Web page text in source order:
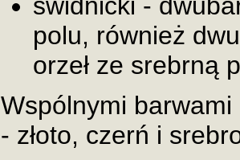
polu, również
orzeł ze srebrną
Wspólnymi
- złoto, czerń i